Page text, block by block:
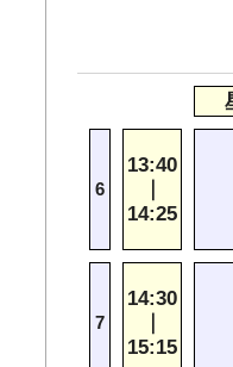
6
13:40
14:25
7
14:30
15:15